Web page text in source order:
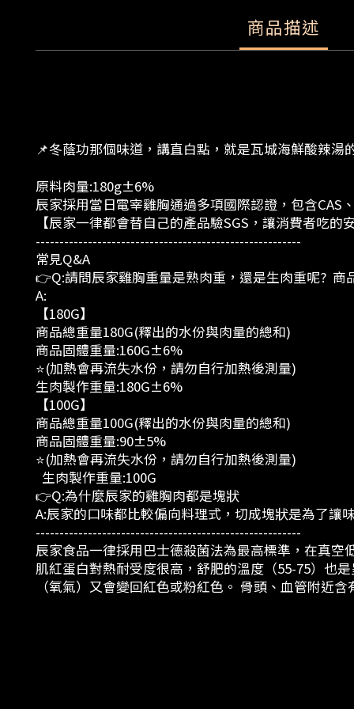
商品描述
📌冬蔭功那個味道，講直白點，就是瓦城海鮮酸辣湯
原料肉量:180g±6%
辰家採用當日電宰雞胸通過多項國際認證，包含
【辰家一律都會替自己的產品驗SGS，讓消費
--------------------------------------------------------
常見
👉Q:請問辰家雞胸重量是熟肉重，還是生肉重呢? 商
A:
【180G】
商品總重量180G(釋出的水份與肉量的總和)
商品固體重量:160G±6%
⭐(加熱會再流失水份，請勿自行加熱後測量)
生肉製作重量:180G±6%
【100G】
商品總重量100G(釋出的水份與肉量的總和)
商品固體重量:90±5%
⭐(加熱會再流失水份，請勿自行加熱後測量)
生肉製作重量:100G
👉Q:為什麼辰家的雞胸肉都是塊狀
A:辰家的口味都比較偏向料理式，切成塊狀是為了
--------------------------------------------------------
辰家食品一律採用巴士德殺菌法為最高標準，在真
肌紅蛋白對熱耐受度很高，舒肥的溫度（55-75）也
（氧氣）又會變回紅色或粉紅色。 骨頭、血管附近